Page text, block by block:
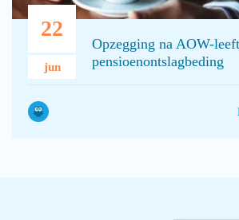
22
jun
Opzegging na AOW-
pensioenontslagbeding